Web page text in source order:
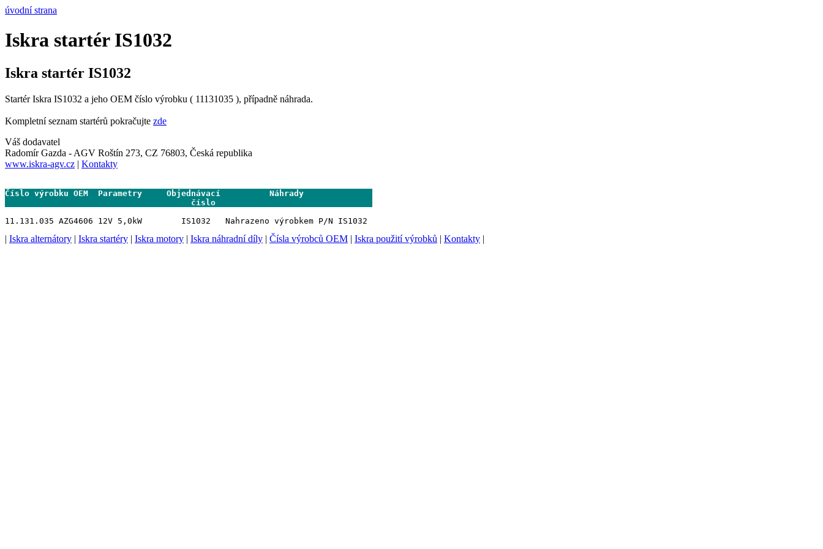
úvodní strana
Iskra startér IS1032
Iskra startér IS1032
Startér Iskra IS1032 a jeho OEM číslo výrobku ( 11131035 ), případně náhrada.
Kompletní seznam startérů pokračujte zde
Váš dodavatel
Radomír Gazda - AGV Roštín 273, CZ 76803, Česká republika
www.iskra-agv.cz | Kontakty
Číslo výrobku OEM  Parametry     Objednávací          Náhrady
                                      číslo
| Iskra alternátory | Iskra startéry | Iskra motory | Iskra náhradní díly | Čísla výrobců OEM | Iskra použití výrobků | Kontakty |